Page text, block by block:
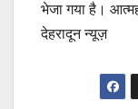
भेजा गया है।
देहरादून न्यूज़